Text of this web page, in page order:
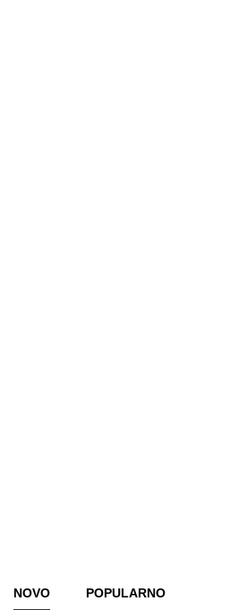
NOVO POPULARNO